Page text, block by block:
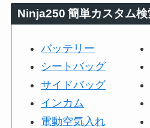
Ninja250 簡単カスタム検
バッテリー
シートバッグ
サイドバッグ
インカム
電動空気入れ